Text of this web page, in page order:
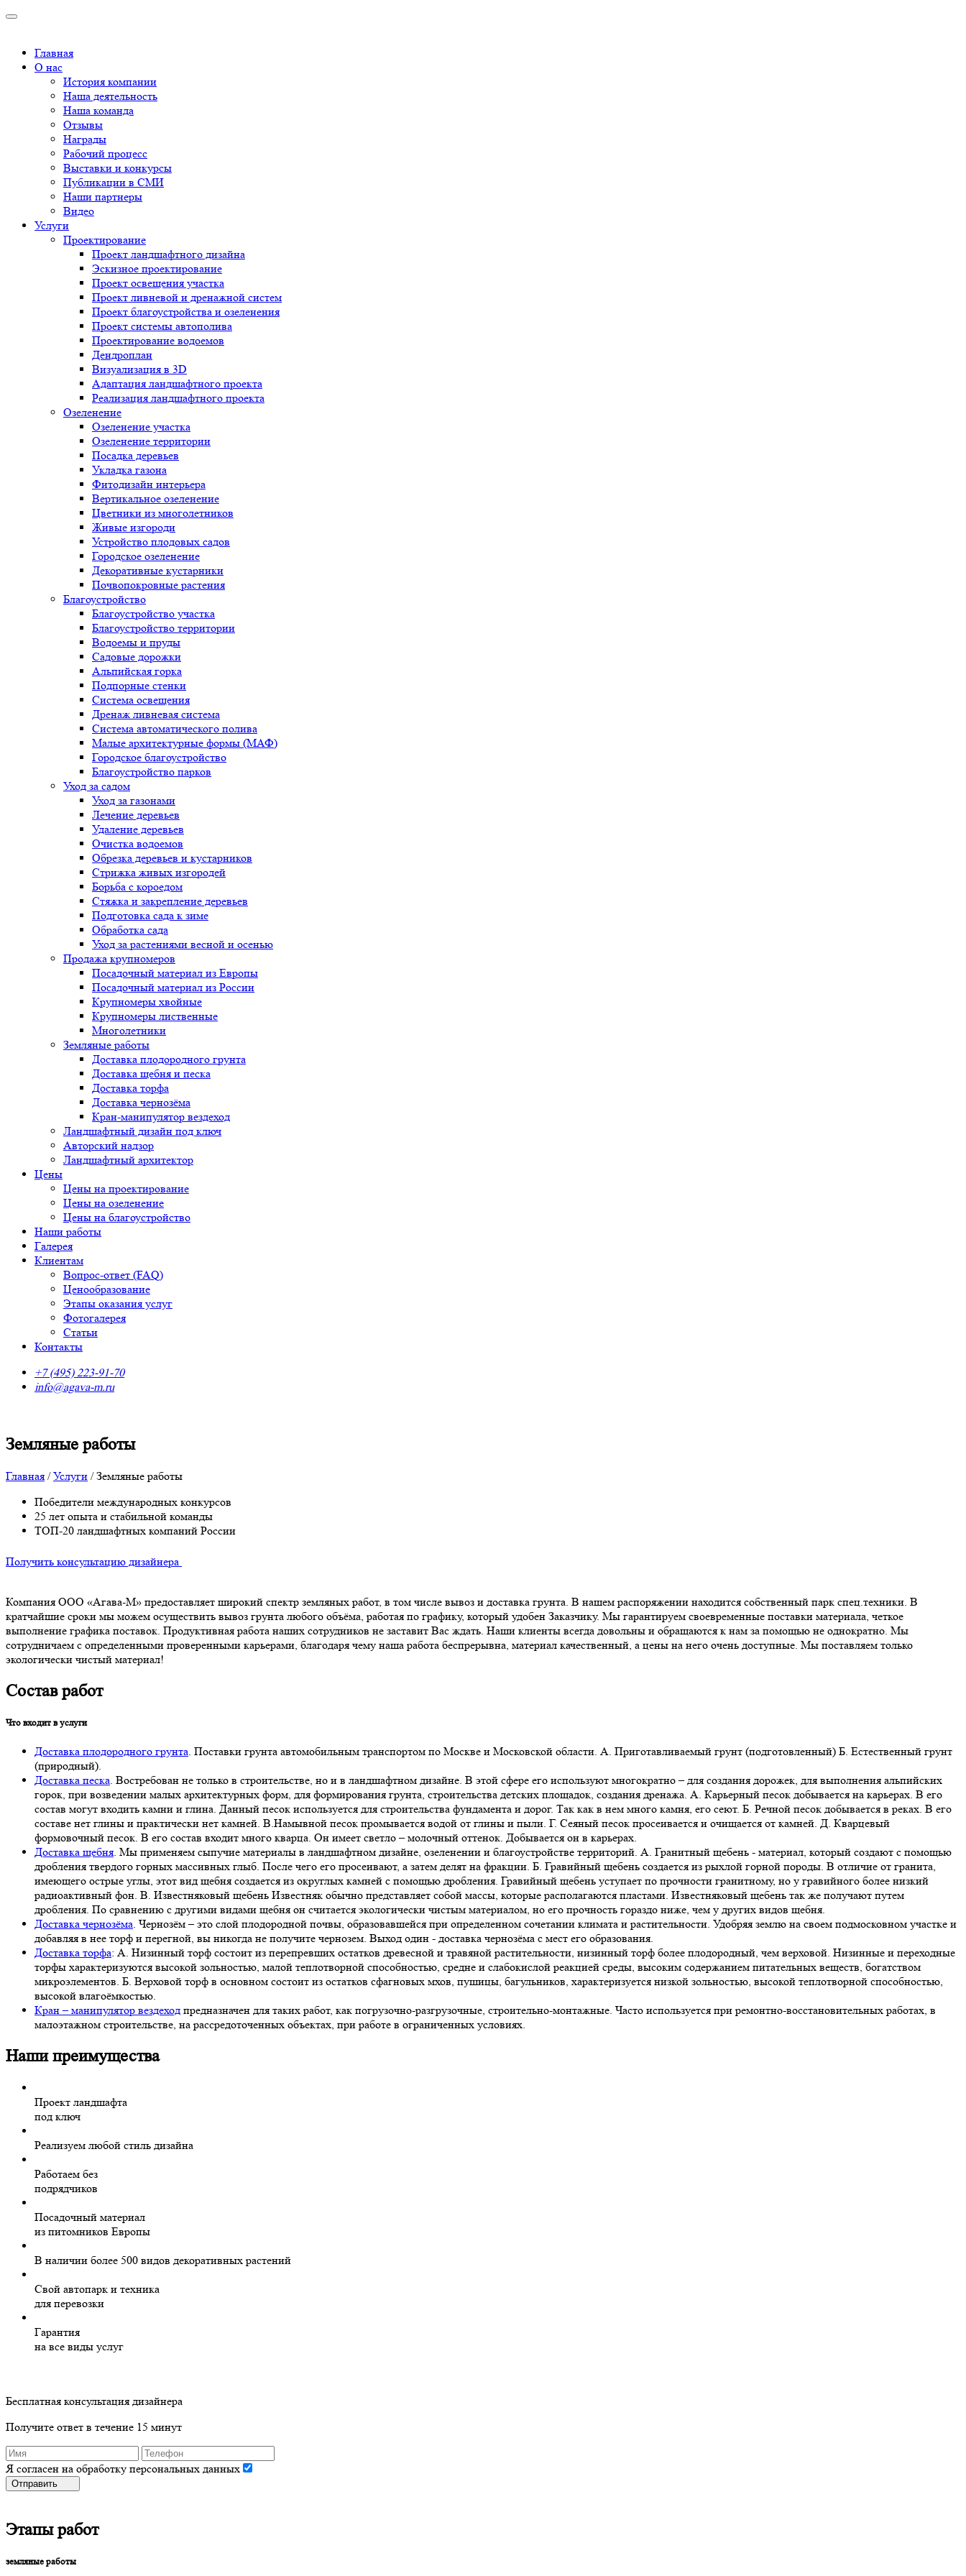
Главная
О нас
История компании
Наша деятельность
Наша команда
Отзывы
Награды
Рабочий процесс
Выставки и конкурсы
Публикации в СМИ
Наши партнеры
Видео
Услуги
Проектирование
Проект ландшафтного дизайна
Эскизное проектирование
Проект освещения участка
Проект ливневой и дренажной систем
Проект благоустройства и озеленения
Проект системы автополива
Проектирование водоемов
Дендроплан
Визуализация в 3D
Адаптация ландшафтного проекта
Реализация ландшафтного проекта
Озеленение
Озеленение участка
Озеленение территории
Посадка деревьев
Укладка газона
Фитодизайн интерьера
Вертикальное озеленение
Цветники из многолетников
Живые изгороди
Устройство плодовых садов
Городское озеленение
Декоративные кустарники
Почвопокровные растения
Благоустройство
Благоустройство участка
Благоустройство территории
Водоемы и пруды
Садовые дорожки
Альпийская горка
Подпорные стенки
Система освещения
Дренаж ливневая система
Система автоматического полива
Малые архитектурные формы (МАФ)
Городское благоустройство
Благоустройство парков
Уход за садом
Уход за газонами
Лечение деревьев
Удаление деревьев
Очистка водоемов
Обрезка деревьев и кустарников
Стрижка живых изгородей
Борьба с короедом
Стяжка и закрепление деревьев
Подготовка сада к зиме
Обработка сада
Уход за растениями весной и осенью
Продажа крупномеров
Посадочный материал из Европы
Посадочный материал из России
Крупномеры хвойные
Крупномеры лиственные
Многолетники
Земляные работы
Доставка плодородного грунта
Доставка щебня и песка
Доставка торфа
Доставка чернозёма
Кран-манипулятор вездеход
Ландшафтный дизайн под ключ
Авторский надзор
Ландшафтный архитектор
Цены
Цены на проектирование
Цены на озеленение
Цены на благоустройство
Наши работы
Галерея
Клиентам
Вопрос-ответ (FAQ)
Ценообразование
Этапы оказания услуг
Фотогалерея
Статьи
Контакты
+7 (495) 223-91-70
info@agava-m.ru
Земляные работы
Главная /Услуги /Земляные работы
Победители международных конкурсов
25 лет опыта и стабильной команды
ТОП-20 ландшафтных компаний России
Получить консультацию дизайнера
Компания ООО «Агава-М» предоставляет широкий спектр земляных работ, в том числе вывоз и доставка грунта. В нашем распоряжении находится собственный парк спец.техники. В
кратчайшие сроки мы можем осуществить вывоз грунта любого объёма, работая по графику, который удобен Заказчику. Мы гарантируем своевременные поставки материала, четкое
выполнение графика поставок. Продуктивная работа наших сотрудников не заставит Вас ждать. Наши клиенты всегда довольны и обращаются к нам за помощью не однократно. Мы
сотрудничаем с определенными проверенными карьерами, благодаря чему наша работа беспрерывна, материал качественный, а цены на него очень доступные. Мы поставляем только
экологически чистый материал!
Состав работ
Что входит в услуги
Доставка плодородного грунта. Поставки грунта автомобильным транспортом по Москве и Московской области. А. Приготавливаемый грунт (подготовленный) Б. Естественный грунт
(природный).
Доставка песка. Востребован не только в строительстве, но и в ландшафтном дизайне. В этой сфере его используют многократно – для создания дорожек, для выполнения альпийских
горок, при возведении малых архитектурных форм, для формирования грунта, строительства детских площадок, создания дренажа. А. Карьерный песок добывается на карьерах. В его
состав могут входить камни и глина. Данный песок используется для строительства фундамента и дорог. Так как в нем много камня, его сеют. Б. Речной песок добывается в реках. В его
составе нет глины и практически нет камней. В.Намывной песок промывается водой от глины и пыли. Г. Сеяный песок просеивается и очищается от камней. Д. Кварцевый
формовочный песок. В его состав входит много кварца. Он имеет светло – молочный оттенок. Добывается он в карьерах.
Доставка щебня. Мы применяем сыпучие материалы в ландшафтном дизайне, озеленении и благоустройстве территорий. А. Гранитный щебень - материал, который создают с помощью
дробления твердого горных массивных глыб. После чего его просеивают, а затем делят на фракции. Б. Гравийный щебень создается из рыхлой горной породы. В отличие от гранита,
имеющего острые углы, этот вид щебня создается из округлых камней с помощью дробления. Гравийный щебень уступает по прочности гранитному, но у гравийного более низкий
радиоактивный фон. В. Известняковый щебень Известняк обычно представляет собой массы, которые располагаются пластами. Известняковый щебень так же получают путем
дробления. По сравнению с другими видами щебня он считается экологически чистым материалом, но его прочность гораздо ниже, чем у других видов щебня.
Доставка чернозёма. Чернозём – это слой плодородной почвы, образовавшейся при определенном сочетании климата и растительности. Удобряя землю на своем подмосковном участке и
добавляя в нее торф и перегной, вы никогда не получите чернозем. Выход один - доставка чернозёма с мест его образования.
Доставка торфа: А. Низинный торф состоит из перепревших остатков древесной и травяной растительности, низинный торф более плодородный, чем верховой. Низинные и переходные
торфы характеризуются высокой зольностью, малой теплотворной способностью, средне и слабокислой реакцией среды, высоким содержанием питательных веществ, богатством
микроэлементов. Б. Верховой торф в основном состоит из остатков сфагновых мхов, пушицы, багульников, характеризуется низкой зольностью, высокой теплотворной способностью,
высокой влагоёмкостью.
Кран – манипулятор вездеход предназначен для таких работ, как погрузочно-разгрузочные, строительно-монтажные. Часто используется при ремонтно-восстановительных работах, в
малоэтажном строительстве, на рассредоточенных объектах, при работе в ограниченных условиях.
Наши преимущества
Проект ландшафта
под ключ
Реализуем любой стиль дизайна
Работаем без
подрядчиков
Посадочный материал
из питомников Европы
В наличии более 500 видов декоративных растений
Свой автопарк и техника
для перевозки
Гарантия
на все виды услуг
Бесплатная консультация дизайнера
Получите ответ в течение 15 минут
Я согласен на обработку персональных данных
Отправить
Этапы работ
земляные работы